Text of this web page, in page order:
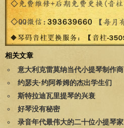
相关文章
意大利克雷莫纳当代小提琴制作商
约瑟夫·约阿希姆的杰出学生们
斯特拉迪瓦里提琴的兴衰
好琴没有秘密
录音年代最伟大的二十位小提琴家